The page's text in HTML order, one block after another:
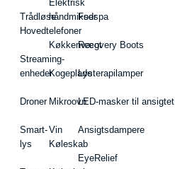
Trådløse
Hovedtelefoner
Streaming-
enheder
Droner
Smart-
lys
Elektrisk
håndmikser
Køkkenvægt
Kogeplade
Mikroovn
Vin
Køleskab
Fodspa
Recovery Boots
Lysterapilamper
LED-masker til ansigtet
Ansigtsdampere
EyeRelief